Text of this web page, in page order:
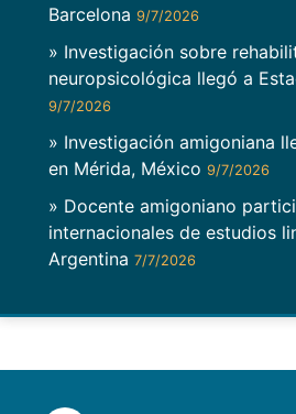
Barcelona 9/7/2026
» Investigación sobre
neuropsicológica llegó a
9/7/2026
» Investigación amigoniana
en Mérida, México 9/7/2026
» Docente amigoniano
internacionales de estudios
Argentina 7/7/2026